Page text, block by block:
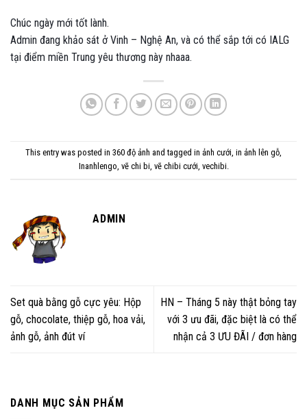
DANH MỤC SẢN PHẨM
Chúc ngày mới tốt lành.
Admin đang khảo sát ở Vinh – Nghệ An, và có thể sắp tới có IALG
tại điểm miền Trung yêu thương này nhaaa.
This entry was posted in 360 độ ảnh and tagged in ảnh cưới, in ảnh lên gỗ,
Inanhlengo, vẽ chi bi, vẽ chibi cưới, vechibi.
ADMIN
Set quà bằng gỗ cực yêu: Hộp
gỗ, chocolate, thiệp gỗ, hoa vải,
ảnh gỗ, ảnh đút ví
HN – Tháng 5 này thật bỏng tay
với 3 ưu đãi, đặc biệt là có thể
nhận cả 3 ƯU ĐÃI / đơn hàng